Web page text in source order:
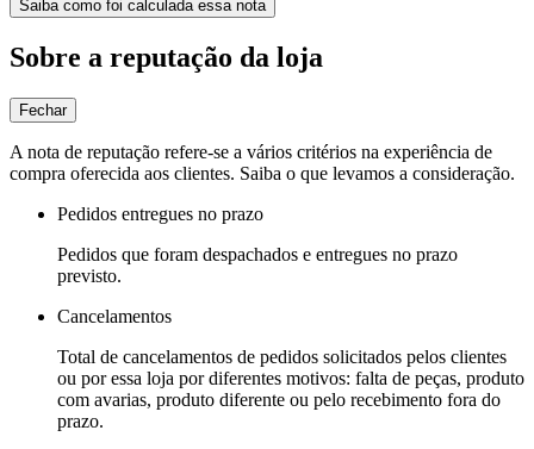
Saiba como foi calculada essa nota
Sobre a reputação da loja
Fechar
A nota de reputação refere-se a vários critérios na experiência de
compra oferecida aos clientes. Saiba o que levamos a consideração.
Pedidos entregues no prazo
Pedidos que foram despachados e entregues no prazo
previsto.
Cancelamentos
Total de cancelamentos de pedidos solicitados pelos clientes
ou por essa loja por diferentes motivos: falta de peças, produto
com avarias, produto diferente ou pelo recebimento fora do
prazo.